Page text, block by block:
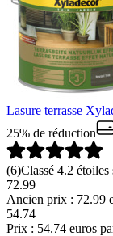
Lasure terrasse
25% de réduction
(6)Classé 4.2
72.99
Ancien prix : 72.99
54.74
Prix : 54.74 euros